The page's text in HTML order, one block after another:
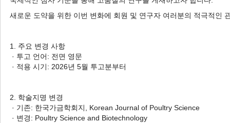
Category_key: SHORT COMMUNICATION
1 Articles are founded.
and Processor Perspectives
토종닭 농장주 및 가공업자가 바
새로운 도약을 위한 이번 변화에 회원 및 연구자 여러분의 적극적인
1. 주요 변경 사항
· 투고 언어: 전면 영문
· 적용 시기: 2026년 5월 투고분부터
2. 학술지명 변경
· 기존: 한국가금학회지, Korean Journal of Poultry Science
· 변경: Poultry Science and Biotechnology